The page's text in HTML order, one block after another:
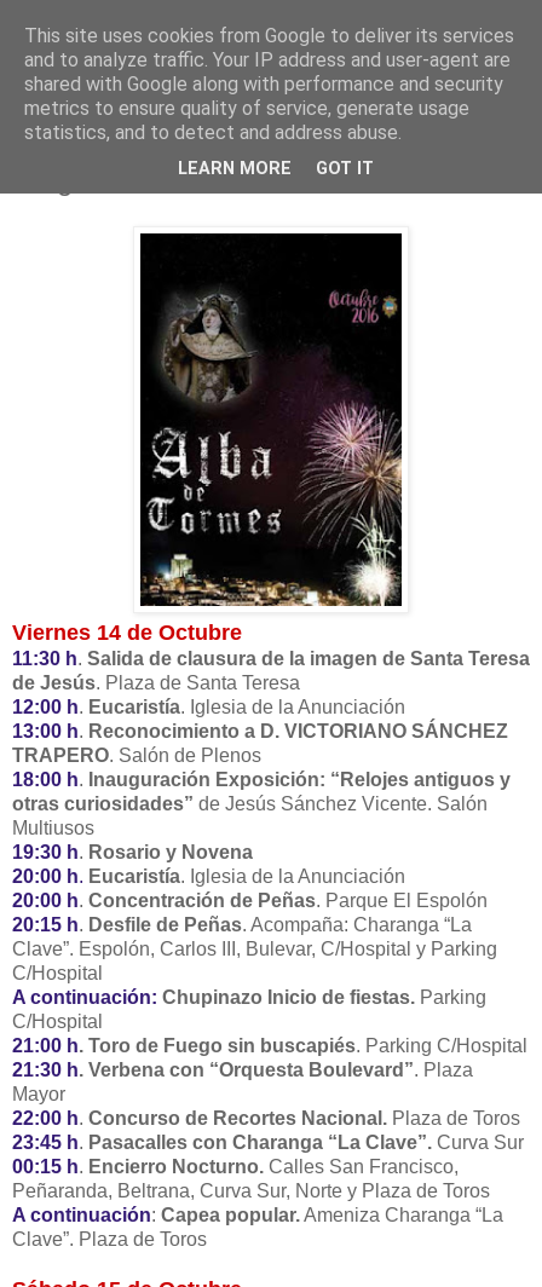
Programa de fiestas Octubre 2016
Viernes 14 de Octubre
11:30 h. Salida de clausura de la imagen de Santa Teresa
de Jesús. Plaza de Santa Teresa
12:00 h. Eucaristía. Iglesia de la Anunciación
13:00 h. Reconocimiento a D. VICTORIANO SÁNCHEZ
TRAPERO. Salón de Plenos
18:00 h. Inauguración Exposición: “Relojes antiguos y
otras curiosidades” de Jesús Sánchez Vicente. Salón
Multiusos
19:30 h. Rosario y Novena
20:00 h. Eucaristía. Iglesia de la Anunciación
20:00 h. Concentración de Peñas. Parque El Espolón
20:15 h. Desfile de Peñas. Acompaña: Charanga “La
Clave”. Espolón, Carlos III, Bulevar, C/Hospital y Parking
C/Hospital
A continuación: Chupinazo Inicio de fiestas. Parking
C/Hospital
21:00 h. Toro de Fuego sin buscapiés. Parking C/Hospital
21:30 h. Verbena con “Orquesta Boulevard”. Plaza
Mayor
22:00 h. Concurso de Recortes Nacional. Plaza de Toros
23:45 h. Pasacalles con Charanga “La Clave”. Curva Sur
00:15 h. Encierro Nocturno. Calles San Francisco,
Peñaranda, Beltrana, Curva Sur, Norte y Plaza de Toros
A continuación: Capea popular.Ameniza Charanga “La
Clave”. Plaza de Toros
This site uses cookies from Google to deliver its services
and to analyze traffic. Your IP address and user-agent are
shared with Google along with performance and security
metrics to ensure quality of service, generate usage
statistics, and to detect and address abuse.
LEARN MORE GOT IT